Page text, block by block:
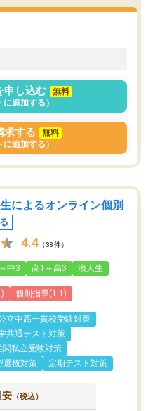
申し込む
無料
に追加する）
求する
無料
に追加する）
によるオンライン個別
4.4 （38件）
中3 高1～高3 浪人生
個別指導(1:1)
立中高一貫校受験対策
共通テスト対策
関私立受験対策
選抜対策
定期テスト対策
安 （税込）